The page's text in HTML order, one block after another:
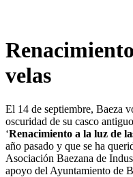
velas
El 14 de septiembre, Baeza
oscuridad de su casco
‘Renacimiento a la luz de
año pasado y que se ha
Asociación Baezana de
apoyo del Ayuntamiento de